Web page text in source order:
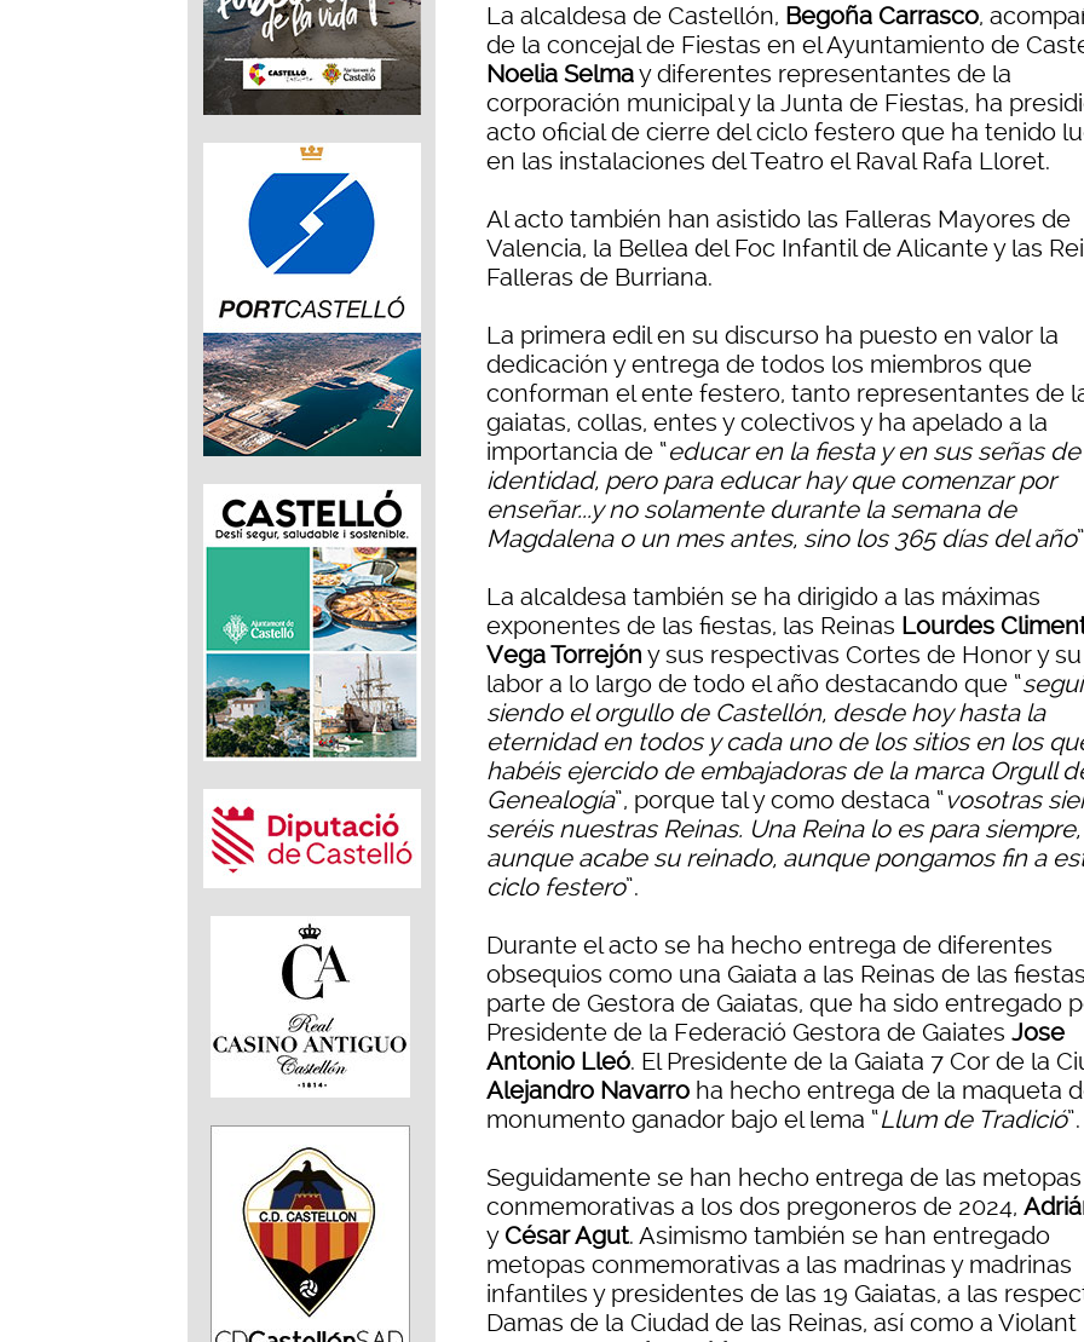
La alcaldesa de Castellón, Begoña Carrasco,
de la concejal de Fiestas en el Ayuntamiento de
Noelia Selmay diferentes representantes de la
corporación municipal y la Junta de Fiestas, ha
acto oficial de cierre del ciclo festero que ha tenido
en las instalaciones del Teatro el Raval Rafa Lloret.
Al acto también han asistido las Falleras Mayores de
Valencia, la Bellea del Foc Infantil de Alicante y las
Falleras de Burriana.
La primera edil en su discurso ha puesto en valor la
dedicación y entrega de todos los miembros que
conforman el ente festero, tanto representantes de
gaiatas, collas, entes y colectivos y ha apelado a la
importancia de “educar en la fiesta y en sus señas de
identidad, pero para educar hay que comenzar por
enseñar...y no solamente durante la semana de
Magdalena o un mes antes, sino los 365 días del año
La alcaldesa también se ha dirigido a las máximas
exponentes de las fiestas, las Reinas Lourdes
Vega Torrejón y sus respectivas Cortes de Honor y su
labor a lo largo de todo el año destacando que “
siendo el orgullo de Castellón, desde hoy hasta la
eternidad en todos y cada uno de los sitios en los
habéis ejercido de embajadoras de la marca Orgull
Genealogía”, porque tal y como destaca “vosotras
seréis nuestras Reinas. Una Reina lo es para siempre,
aunque acabe su reinado, aunque pongamos fin a
ciclo festero”.
Durante el acto se ha hecho entrega de diferentes
obsequios como una Gaiata a las Reinas de las
parte de Gestora de Gaiatas, que ha sido entregado
Presidente de la Federació Gestora de Gaiates Jose
Antonio Lleó. El Presidente de la Gaiata 7 Cor de la
Alejandro Navarro ha hecho entrega de la maqueta
monumento ganador bajo el lema “Llum de Tradició”.
Seguidamente se han hecho entrega de las metopas
conmemorativas a los dos pregoneros de 2024,
yCésar Agut. Asimismo también se han entregado
metopas conmemorativas a las madrinas y madrinas
infantiles y presidentes de las 19 Gaiatas, a las
Damas de la Ciudad de las Reinas, así como a Violant